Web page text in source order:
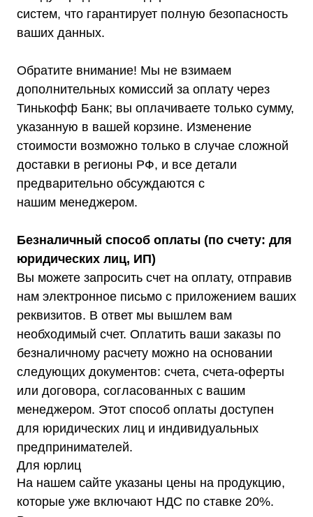
систем, что гарантирует полную безопасность
ваших данных.
Обратите внимание! Мы не взимаем
дополнительных комиссий за оплату через
Тинькофф Банк; вы оплачиваете только сумму,
указанную в вашей корзине. Изменение
стоимости возможно только в случае сложной
доставки в регионы РФ, и все детали
предварительно обсуждаются с
нашим менеджером.
Безналичный способ оплаты (по счету: для
юридических лиц, ИП)
Вы можете запросить счет на оплату, отправив
нам электронное письмо с приложением ваших
реквизитов. В ответ мы вышлем вам
необходимый счет. Оплатить ваши заказы по
безналичному расчету можно на основании
следующих документов: счета, счета-оферты
или договора, согласованных с вашим
менеджером. Этот способ оплаты доступен
для юридических лиц и индивидуальных
предпринимателей.
Для юрлиц
На нашем сайте указаны цены на продукцию,
которые уже включают НДС по ставке 20%.
О компании
Доставка
Акции
Статьи
Контакты
Условия оформления заказа
Реквизиты
18:00
+7 (495) 150-17-07
Адрес:
г. Москва, 2-й Южнопортовый
проезд, д. 10, стр. 11
Информация, размещенная на сайте,
не является публичной офертой
© 2021-2026 Официальный дилер «Штиль»
Политика конфиденциальности
8 (800) 444-75-17